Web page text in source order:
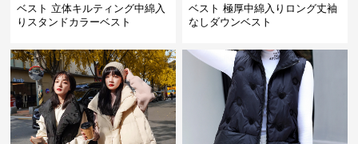
ベスト 立体キルティング中綿入
りスタンドカラーベスト
ベスト 極厚中綿入りロング丈袖
なしダウンベスト